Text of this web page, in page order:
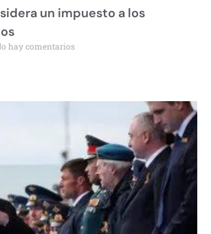
un impuesto a los
hay comentarios